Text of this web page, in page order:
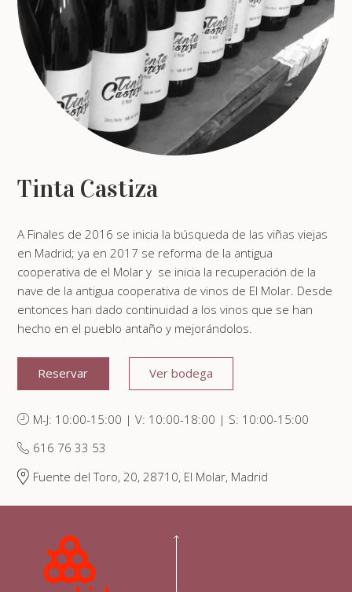
Tinta Castiza
A Finales de 2016 se inicia la búsqueda de las viñas viejas
en Madrid; ya en 2017 se reforma de la antigua
cooperativa de el Molar y se inicia la recuperación de la
nave de la antigua cooperativa de vinos de El Molar. Desde
entonces han dado continuidad a los vinos que se han
hecho en el pueblo antaño y mejorándolos.
Reservar Ver bodega
M-J: 10:00-15:00 | V: 10:00-18:00 | S: 10:00-15:00
616 76 33 53
Fuente del Toro, 20, 28710, El Molar, Madrid